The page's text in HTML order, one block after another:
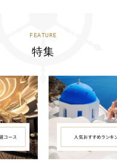
FEATURE
特集